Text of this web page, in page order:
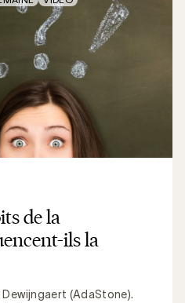
de la
ils la
(AdaStone).